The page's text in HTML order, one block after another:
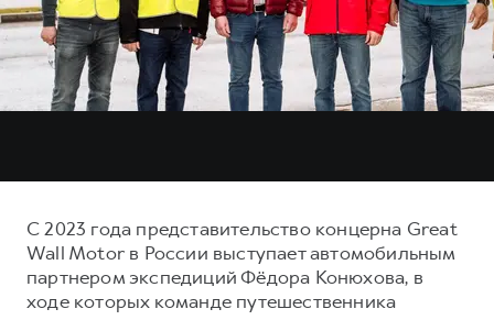
DARGO
от 3 199 000 ₽
DARGO X
от 3 499 000 ₽
от 2 899 000 ₽
F7X
от 3 599 000 ₽
Тест-драйв
Трейд-ин
Кредитный калькулятор
Кредит
КОРПОРАТИВНЫМ КЛИЕНТАМ
СЕРВИСНОЕ ОБСЛУЖИВАНИЕ
Нулевое ТО
Программа «Помощь на дороге»
Электронный ПТС
ПОДДЕРЖКА
GWM Безопасность
О дилере
Наша команда
Контакты
С 2023 года представительство концерна Great
Wall Motor в России выступает автомобильным
партнером экспедиций Фёдора Конюхова, в
ходе которых команде путешественника